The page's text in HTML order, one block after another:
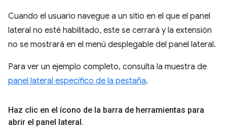
Cuando el usuario navegue a un sitio en el que el panel
lateral no esté habilitado, este se cerrará y la extensión
no se mostrará en el menú desplegable del panel lateral.
Para ver un ejemplo completo, consulta la muestra de
panel lateral específico de la pestaña.
Haz clic en el ícono de la barra de herramientas para
abrir el panel lateral .